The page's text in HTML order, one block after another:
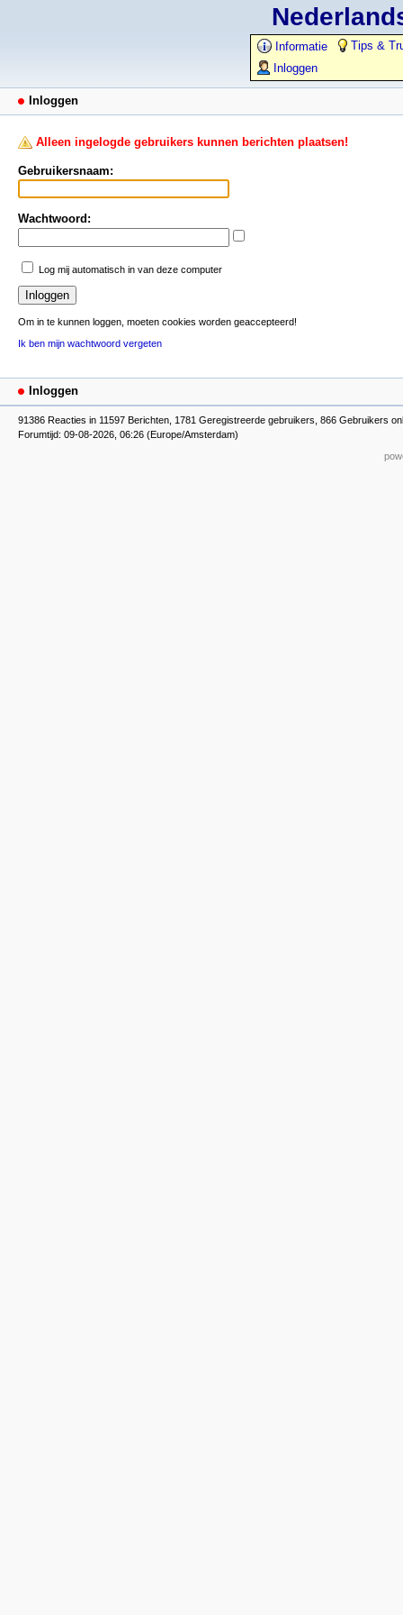
Informatie
Tips &
Inloggen
Inloggen
Alleen ingelogde gebruikers kunnen berichten plaatsen!
Gebruikersnaam:
Wachtwoord:
Log mij automatisch in van deze computer
Om in te kunnen loggen, moeten cookies worden geaccepteerd!
Ik ben mijn wachtwoord vergeten
Inloggen
91386 Reacties in 11597 Berichten, 1781 Geregistreerde gebruikers, 866 Gebruikers
Forumtijd: 09-08-2026, 06:26 (Europe/Amsterdam)